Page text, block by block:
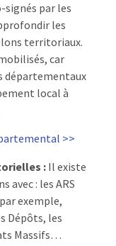
par les
les
territoriaux.
car
départementaux
local à
>>
: Il existe
avec : les ARS
exemple,
Dépôts, les
Massifs…